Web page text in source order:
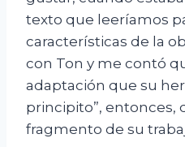
texto que leeríamos
características de la
con Ton y me contó
adaptación que su
principito”, entonces,
fragmento de su